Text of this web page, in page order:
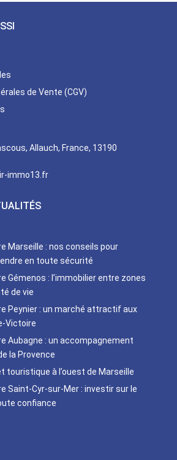
de Vente (CGV)
Allauch, France, 13190
immo13.fr
Marseille : nos conseils pour
en toute sécurité
Gémenos : l’immobilier entre zones
de vie
Peynier : un marché attractif aux
Victoire
Aubagne : un accompagnement
la Provence
touristique à l’ouest de Marseille
Saint-Cyr-sur-Mer : investir sur le
confiance